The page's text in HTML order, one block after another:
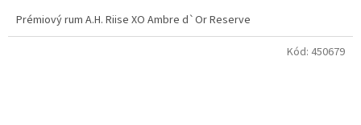
Prémiový rum A.H. Riise XO Ambre d`Or Reserve
Kód: 450679